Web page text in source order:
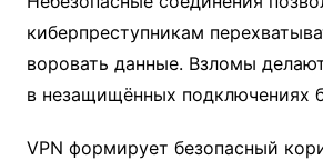
киберпреступникам
воровать данные. Взломы
в незащищённых подключениях
VPN формирует безопасный